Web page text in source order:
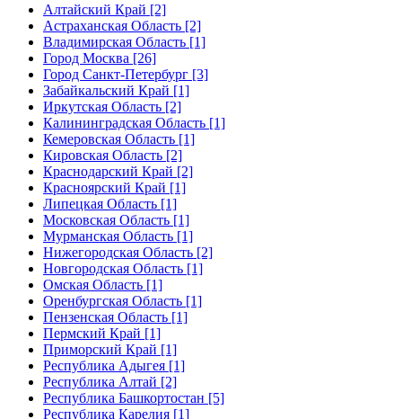
Алтайский Край [2]
Астраханская Область [2]
Владимирская Область [1]
Город Москва [26]
Город Санкт-Петербург [3]
Забайкальский Край [1]
Иркутская Область [2]
Калининградская Область [1]
Кемеровская Область [1]
Кировская Область [2]
Краснодарский Край [2]
Красноярский Край [1]
Липецкая Область [1]
Московская Область [1]
Мурманская Область [1]
Нижегородская Область [2]
Новгородская Область [1]
Омская Область [1]
Оренбургская Область [1]
Пензенская Область [1]
Пермский Край [1]
Приморский Край [1]
Республика Адыгея [1]
Республика Алтай [2]
Республика Башкортостан [5]
Республика Карелия [1]